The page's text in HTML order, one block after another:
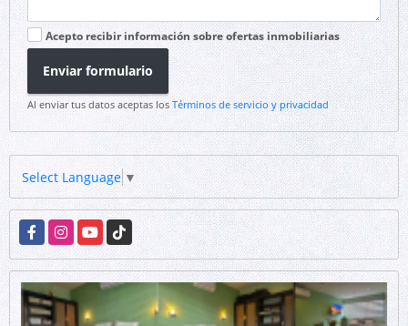
Acepto recibir información sobre ofertas inmobiliarias
Enviar formulario
Al enviar tus datos aceptas los Términos de servicio y privacidad
Select Language ▼
FacebookInstagram
YouTubeTikTok